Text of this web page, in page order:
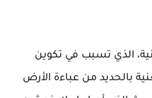
الذي تسبب في تكوين
بالحديد من عباءة الأرض